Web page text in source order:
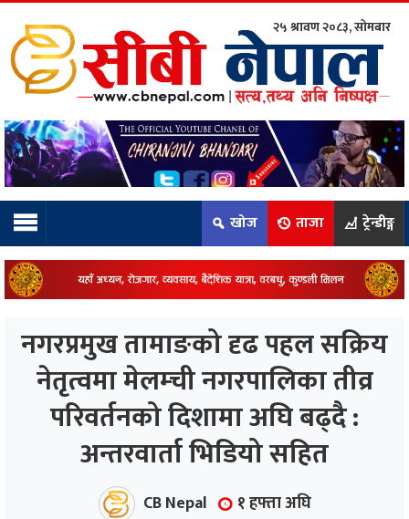
टिम:
२५ श्रावण २०८३, सोमबार
खोज ताजा ट्रेन्डीङ्ग
नगरप्रमुख तामाङको दृढ पहल सक्रिय
नेतृत्वमा मेलम्ची नगरपालिका तीव्र
परिवर्तनको दिशामा अघि बढ्दै :
अन्तरवार्ता भिडियो सहित
CB Nepal १ हफ्ता अघि